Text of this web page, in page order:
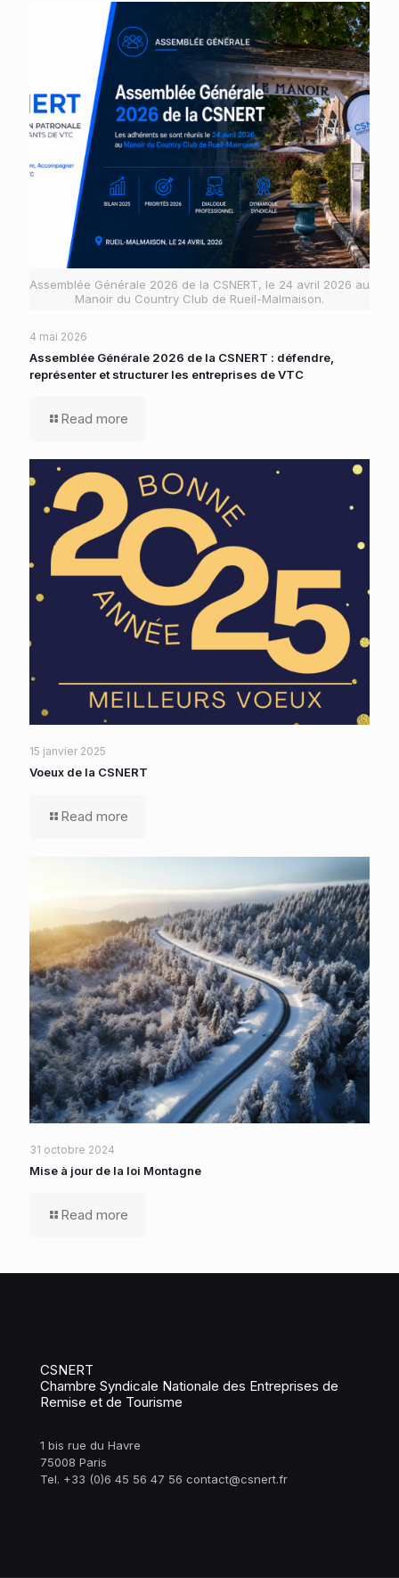
Assemblée Générale 2026 de la CSNERT, le 24 avril 2026 au
Manoir du Country Club de Rueil-Malmaison.
4 mai 2026
Assemblée Générale 2026 de la CSNERT : défendre,
représenter et structurer les entreprises de VTC
Read more
15 janvier 2025
Voeux de la CSNERT
Read more
31 octobre 2024
Mise à jour de la loi Montagne
Read more
CSNERT
Chambre Syndicale Nationale des Entreprises de
Remise et de Tourisme
1 bis rue du Havre
75008 Paris
Tel. +33 (0)6 45 56 47 56 contact@csnert.fr